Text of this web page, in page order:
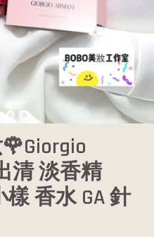
清 淡香精
香水 GA 針